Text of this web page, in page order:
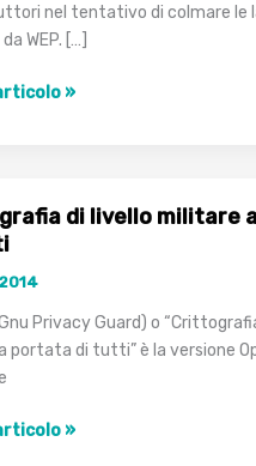
nel tentativo di colmare le
WEP. […]
»
di livello militare
Privacy Guard) o
portata di tutti” è la versione
»